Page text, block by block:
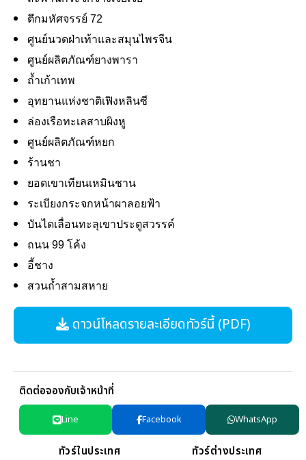
ตึกมหัศจรรย์ 72
ศูนย์นวดฝ่าเท้าและสมุนไพรจีน
ศูนย์ผลิตภัณฑ์ยางพารา
ถ้ำเก้าเทพ
อุทยานแห่งชาติเฟิงหลินซี
ล่องเรือทะเลสาบผิงหู
ศูนย์ผลิตภัณฑ์หยก
ร้านชา
ยอดเขาเทียนเหมินชาน
ระเบียงกระจกหน้าผาลอยฟ้า
บันไดเลื่อนทะลุเขาประตูสวรรค์
ถนน 99 โค้ง
อี้ชาง
สวนถ้ำสามสหาย
ดาวน์โหลดรายละเอียดทัวร์นี้ (PDF)
ติดต่อจองกับเจ้าหน้าที่
Line Facebook WhatsApp
ทัวร์ในประเทศ
ทัวร์ต่างประเทศ